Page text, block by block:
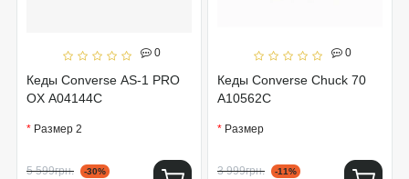
0
Кеды Converse AS-1 PRO
OX A04144C
Размер 2
5 599грн. -30%
0
Кеды Converse Chuck 70
A10562C
Размер
3 999грн. -11%